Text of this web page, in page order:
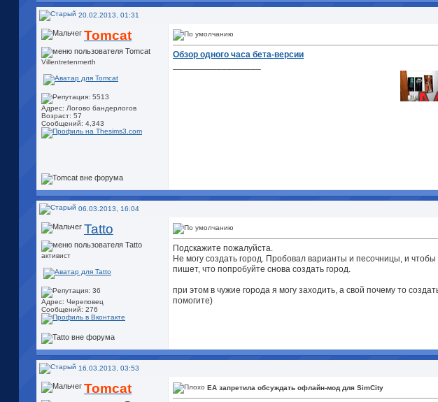
20.02.2013, 01:31
Tomcat
Villentretenmerth
Адрес: Логово бандерлогов
Возраст: 57
Сообщений: 4,343
Обзор одного часа бета-версии
06.03.2013, 16:04
Tatto
активист
Адрес: Череповец
Сообщений: 276
Подскажите пожалуйста.
Не могу создать город. Пробовал варианты и песочницы, и
пишет, что попробуйте снова создать город.
при этом в чужие города я могу заходить, а свой почему то
помогите)
16.03.2013, 03:53
Tomcat EA запретила обсуждать офлайн-мод для SimCity